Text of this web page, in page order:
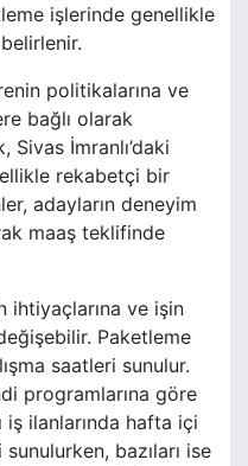
işlerinde genellikle
politikalarına ve
bağlı olarak
İmranlı’daki
rekabetçi bir
adayların deneyim
maaş teklifinde
ihtiyaçlarına ve işin
Paketleme
saatleri sunulur.
programlarına göre
iş ilanlarında hafta içi
bazıları ise